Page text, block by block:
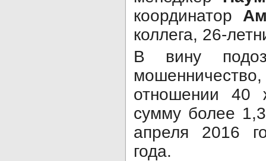
координатор
коллега, 26-
В вину
отношении 40
сумму более
апреля 2016
года.